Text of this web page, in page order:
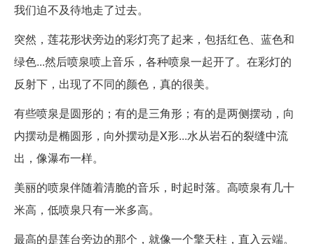
我们迫不及待地走了过去。
突然，莲花形状旁边的彩灯亮了起来，包括红色、蓝色和
绿色...然后喷泉喷上音乐，各种喷泉一起开了。在彩灯的
反射下，出现了不同的颜色，真的很美。
有些喷泉是圆形的；有的是三角形；有的是两侧摆动，向
内摆动是椭圆形，向外摆动是X形...水从岩石的裂缝中流
出，像瀑布一样。
美丽的喷泉伴随着清脆的音乐，时起时落。高喷泉有几十
米高，低喷泉只有一米多高。
最高的是莲台旁边的那个，就像一个擎天柱，直入云端。